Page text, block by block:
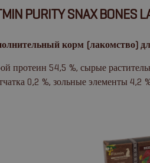
PURITY SNAX BONES
корм (лакомство)
протеин 54,5 %, сырые
0,2 %, зольные элементы 4,2